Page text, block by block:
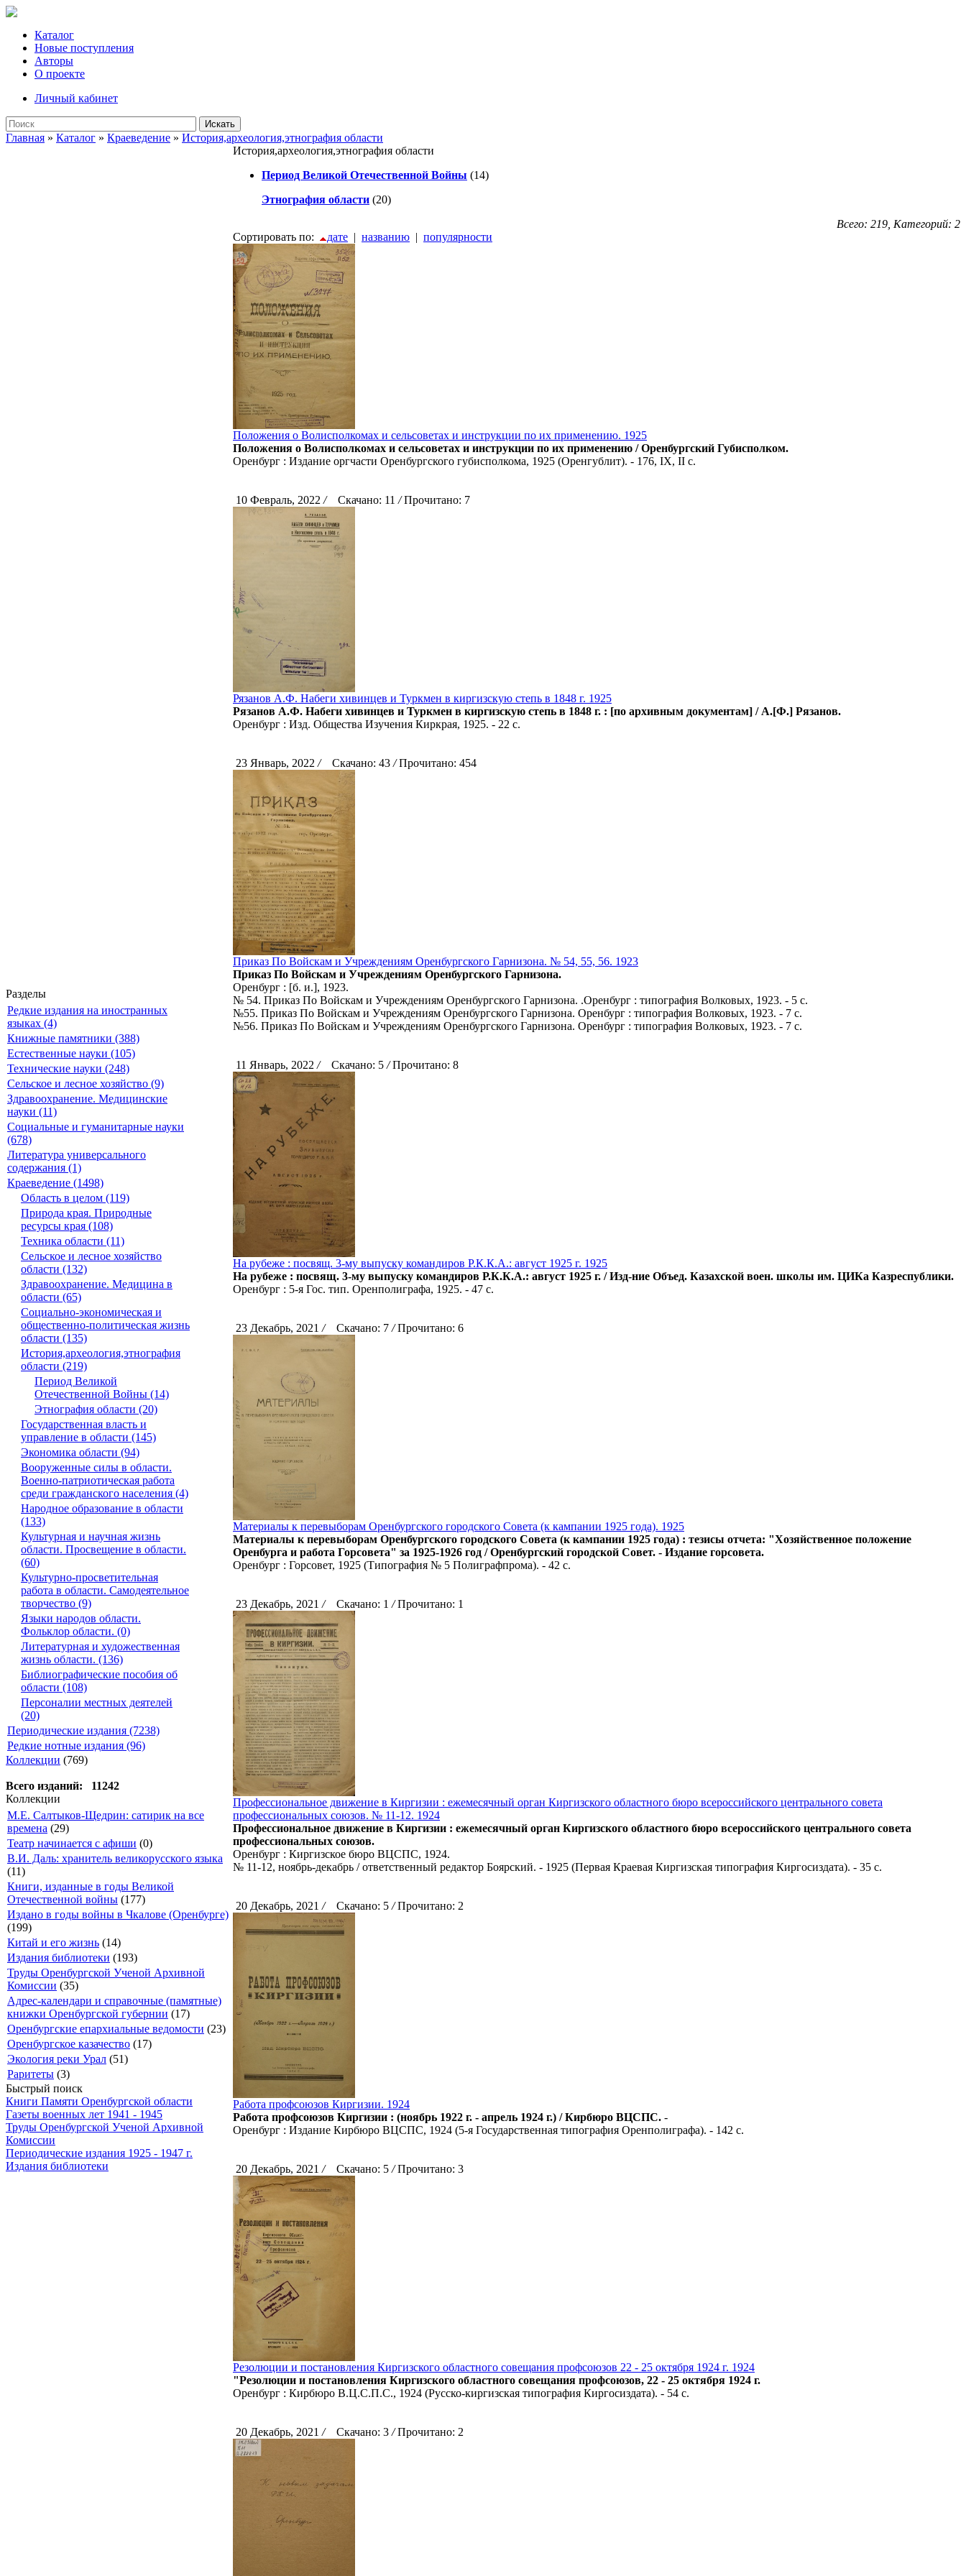
Каталог
Новые поступления
Авторы
О проекте
Личный кабинет
Искать
Главная » Каталог » Краеведение » История,археология,этнография области
Разделы
Редкие издания на иностранных
языках (4)
Книжные памятники (388)
Естественные науки (105)
Технические науки (248)
Сельское и лесное хозяйство (9)
Здравоохранение. Медицинские
науки (11)
Социальные и гуманитарные науки
(678)
Литература универсального
содержания (1)
Краеведение (1498)
Область в целом (119)
Природа края. Природные
ресурсы края (108)
Техника области (11)
Сельское и лесное хозяйство
области (132)
Здравоохранение. Медицина в
области (65)
Социально-экономическая и
общественно-политическая жизнь
области (135)
История,археология,этнография
области (219)
Период Великой
Отечественной Войны (14)
Этнография области (20)
Государственная власть и
управление в области (145)
Экономика области (94)
Вооруженные силы в области.
Военно-патриотическая работа
среди гражданского населения (4)
Народное образование в области
(133)
Культурная и научная жизнь
области. Просвещение в области.
(60)
Культурно-просветительная
работа в области. Самодеятельное
творчество (9)
Языки народов области.
Фольклор области. (0)
Литературная и художественная
жизнь области. (136)
Библиографические пособия об
области (108)
Персоналии местных деятелей
(20)
Периодические издания (7238)
Редкие нотные издания (96)
Коллекции (769)
Всего изданий: 11242
Коллекции
М.Е. Салтыков-Щедрин: сатирик на все
времена (29)
Театр начинается с афиши (0)
В.И. Даль: хранитель великорусского языка
(11)
Книги, изданные в годы Великой
Отечественной войны (177)
Издано в годы войны в Чкалове (Оренбурге)
(199)
Китай и его жизнь (14)
Издания библиотеки (193)
Труды Оренбургской Ученой Архивной
Комиссии (35)
Адрес-календари и справочные (памятные)
книжки Оренбургской губернии (17)
Оренбургские епархиальные ведомости (23)
Оренбургское казачество (17)
Экология реки Урал (51)
Раритеты (3)
Быстрый поиск
Книги Памяти Оренбургской области
Газеты военных лет 1941 - 1945
Труды Оренбургской Ученой Архивной
Комиссии
Периодические издания 1925 - 1947 г.
Издания библиотеки
История,археология,этнография области
Период Великой Отечественной Войны (14)
Этнография области (20)
Всего: 219, Категорий: 2
Сортировать по:
дате | названию | популярности
Положения о Волисполкомах и сельсоветах и инструкции по их применению. 1925
Положения о Волисполкомах и сельсоветах и инструкции по их применению / Оренбургский Губисполком.
Оренбург : Издание оргчасти Оренбургского губисполкома, 1925 (Оренгублит). - 176, IX, II с.
10 Февраль, 2022 /Скачано: 11 /Прочитано: 7
Рязанов А.Ф. Набеги хивинцев и Туркмен в киргизскую степь в 1848 г. 1925
Рязанов А.Ф. Набеги хивинцев и Туркмен в киргизскую степь в 1848 г. : [по архивным документам] / А.[Ф.] Рязанов.
Оренбург : Изд. Общества Изучения Киркрая, 1925. - 22 с.
23 Январь, 2022 /Скачано: 43 /Прочитано: 454
Приказ По Войскам и Учреждениям Оренбургского Гарнизона. № 54, 55, 56. 1923
Приказ По Войскам и Учреждениям Оренбургского Гарнизона.
Оренбург : [б. и.], 1923.
№ 54. Приказ По Войскам и Учреждениям Оренбургского Гарнизона. .Оренбург : типография Волковых, 1923. - 5 с.
№55. Приказ По Войскам и Учреждениям Оренбургского Гарнизона. Оренбург : типография Волковых, 1923. - 7 с.
№56. Приказ По Войскам и Учреждениям Оренбургского Гарнизона. Оренбург : типография Волковых, 1923. - 7 с.
11 Январь, 2022 /Скачано: 5 /Прочитано: 8
На рубеже : посвящ. 3-му выпуску командиров Р.К.К.А.: август 1925 г. 1925
На рубеже : посвящ. 3-му выпуску командиров Р.К.К.А.: август 1925 г. / Изд-ние Объед. Казахской воен. школы им. ЦИКа Казреспублики.
Оренбург : 5-я Гос. тип. Оренполиграфа, 1925. - 47 с.
23 Декабрь, 2021 /Скачано: 7 /Прочитано: 6
Материалы к перевыборам Оренбургского городского Совета (к кампании 1925 года). 1925
Материалы к перевыборам Оренбургского городского Совета (к кампании 1925 года) : тезисы отчета: "Хозяйственное положение
Оренбурга и работа Горсовета" за 1925-1926 год / Оренбургский городской Совет. - Издание горсовета.
Оренбург : Горсовет, 1925 (Типография № 5 Полиграфпрома). - 42 с.
23 Декабрь, 2021 /Скачано: 1 /Прочитано: 1
Профессиональное движение в Киргизии : ежемесячный орган Киргизского областного бюро всероссийского центрального совета
профессиональных союзов. № 11-12. 1924
Профессиональное движение в Киргизии : ежемесячный орган Киргизского областного бюро всероссийского центрального совета
профессиональных союзов.
Оренбург : Киргизское бюро ВЦСПС, 1924.
№ 11-12, ноябрь-декабрь / ответственный редактор Боярский. - 1925 (Первая Краевая Киргизская типография Киргосиздата). - 35 с.
20 Декабрь, 2021 /Скачано: 5 /Прочитано: 2
Работа профсоюзов Киргизии. 1924
Работа профсоюзов Киргизии : (ноябрь 1922 г. - апрель 1924 г.) / Кирбюро ВЦСПС. -
Оренбург : Издание Кирбюро ВЦСПС, 1924 (5-я Государственная типография Оренполиграфа). - 142 с.
20 Декабрь, 2021 /Скачано: 5 /Прочитано: 3
Резолюции и постановления Киргизского областного совещания профсоюзов 22 - 25 октября 1924 г. 1924
"Резолюции и постановления Киргизского областного совещания профсоюзов, 22 - 25 октября 1924 г.
Оренбург : Кирбюро В.Ц.С.П.С., 1924 (Русско-киргизская типография Киргосиздата). - 54 с.
20 Декабрь, 2021 /Скачано: 3 /Прочитано: 2